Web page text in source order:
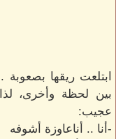
ابتلعت ريقها
بين لحظة وأخرى،
عجيب:
-أنا .. أناعاوزة أشوفه